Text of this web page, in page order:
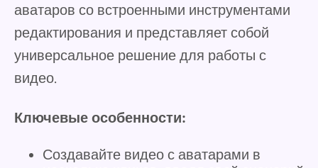
аватаров со встроенными инструментами
редактирования и представляет собой
универсальное решение для работы с
видео.
Ключевые особенности:
Создавайте видео с аватарами в